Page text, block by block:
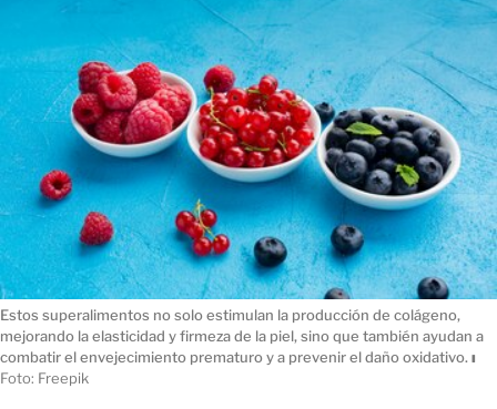
Estos superalimentos no solo estimulan la producción de colágeno,
mejorando la elasticidad y firmeza de la piel, sino que también ayudan a
combatir el envejecimiento prematuro y a prevenir el daño oxidativo. ı
Foto: Freepik